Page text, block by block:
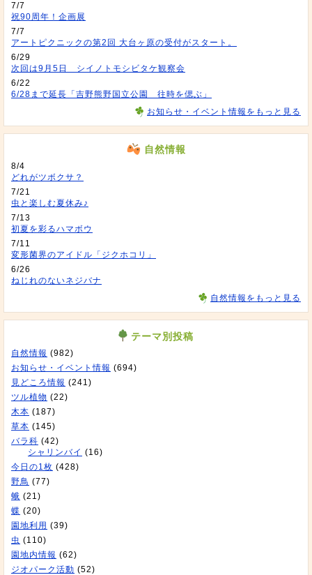
7/7
祝90周年！企画展
7/7
アートピクニックの第2回 大台ヶ原の受付がスタート。
6/29
次回は9月5日 シイノトモシビタケ観察会
6/22
6/28まで延長「吉野熊野国立公園 往時を偲ぶ」
お知らせ・イベント情報をもっと見る
自然情報
8/4
どれがツボクサ？
7/21
虫と楽しむ夏休み♪
7/13
初夏を彩るハマボウ
7/11
変形菌界のアイドル「ジクホコリ」
6/26
ねじれのないネジバナ
自然情報をもっと見る
テーマ別投稿
自然情報 (982)
お知らせ・イベント情報 (694)
見どころ情報 (241)
ツル植物 (22)
木本 (187)
草本 (145)
バラ科 (42)
シャリンバイ (16)
今日の1枚 (428)
野鳥 (77)
蛾 (21)
蝶 (20)
園地利用 (39)
虫 (110)
園地内情報 (62)
ジオパーク活動 (52)